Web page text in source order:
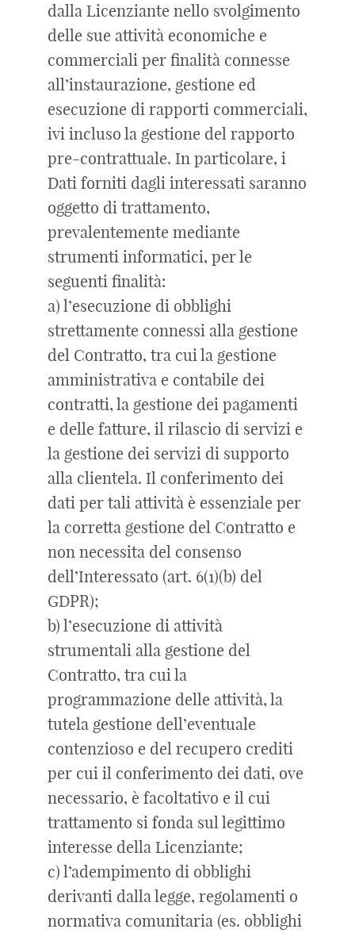
dalla Licenziante nello svolgimento
delle sue attività economiche e
commerciali per finalità connesse
all’instaurazione, gestione ed
esecuzione di rapporti commerciali,
ivi incluso la gestione del rapporto
pre-contrattuale. In particolare, i
Dati forniti dagli interessati saranno
oggetto di trattamento,
prevalentemente mediante
strumenti informatici, per le
seguenti finalità:
a) l’esecuzione di obblighi
strettamente connessi alla gestione
del Contratto, tra cui la gestione
amministrativa e contabile dei
contratti, la gestione dei pagamenti
e delle fatture, il rilascio di servizi e
la gestione dei servizi di supporto
alla clientela. Il conferimento dei
dati per tali attività è essenziale per
la corretta gestione del Contratto e
non necessita del consenso
dell’Interessato (art. 6(1)(b) del
GDPR);
b) l’esecuzione di attività
strumentali alla gestione del
Contratto, tra cui la
programmazione delle attività, la
tutela gestione dell’eventuale
contenzioso e del recupero crediti
per cui il conferimento dei dati, ove
necessario, è facoltativo e il cui
trattamento si fonda sul legittimo
interesse della Licenziante;
c) l’adempimento di obblighi
derivanti dalla legge, regolamenti o
normativa comunitaria (es. obblighi